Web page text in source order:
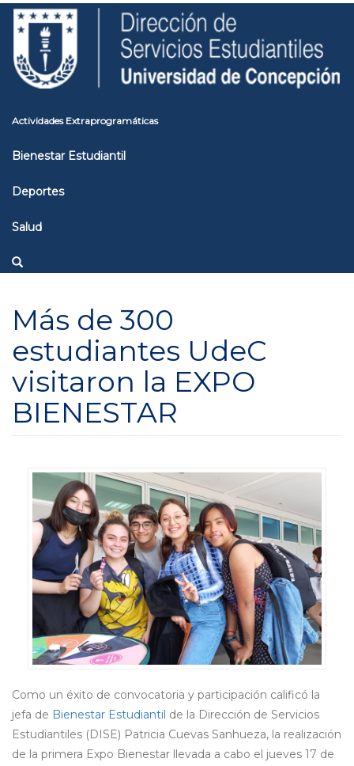
Pasar
contenido
principal
Toggle
high
contrast
Actividades Extraprogramáticas
Bienestar Estudiantil
Deportes
Salud
Más de 300
estudiantes UdeC
visitaron la EXPO
BIENESTAR
Como un éxito de convocatoria y participación calificó la
jefa de Bienestar Estudiantil de la Dirección de Servicios
Estudiantiles (DISE) Patricia Cuevas Sanhueza, la realización
de la primera Expo Bienestar llevada a cabo el jueves 17 de